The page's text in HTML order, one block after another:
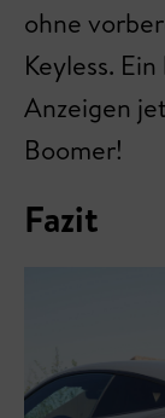
ohne
Keyless.
Anzeigen
Boomer!
Fazit